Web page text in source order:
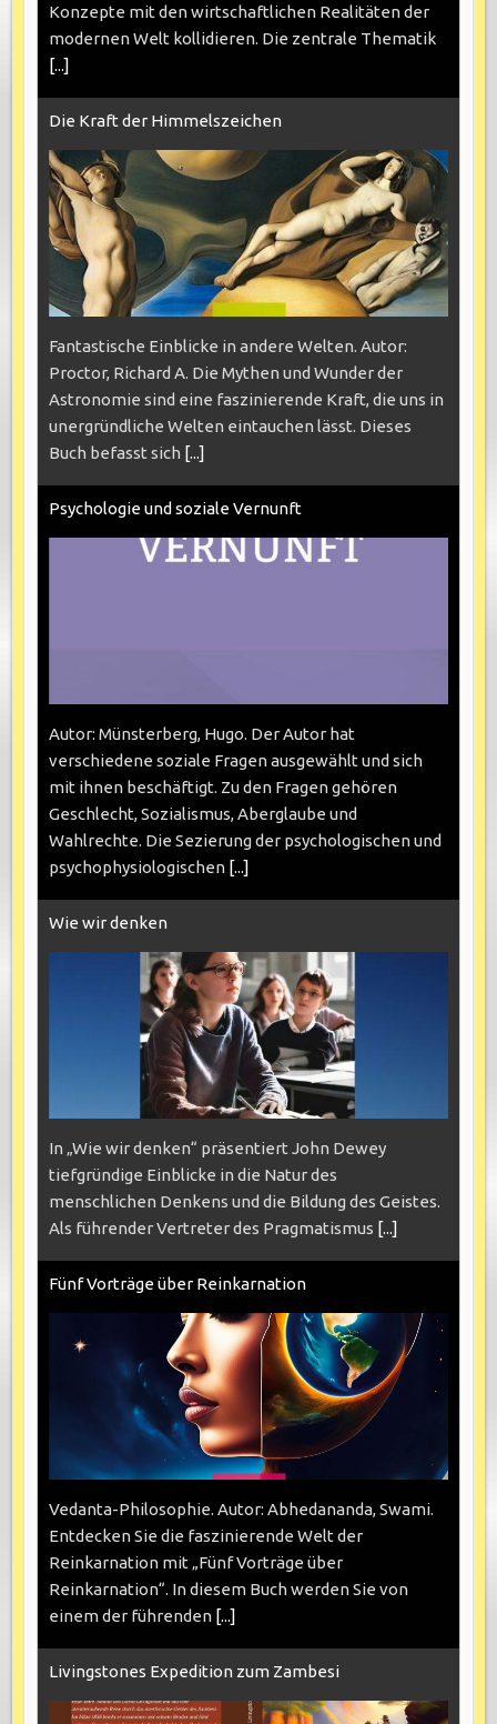
Konzepte mit den wirtschaftlichen Realitäten der
modernen Welt kollidieren. Die zentrale Thematik
[...]
Die Kraft der Himmelszeichen
Fantastische Einblicke in andere Welten. Autor:
Proctor, Richard A. Die Mythen und Wunder der
Astronomie sind eine faszinierende Kraft, die uns in
unergründliche Welten eintauchen lässt. Dieses
Buch befasst sich [...]
Psychologie und soziale Vernunft
Autor: Münsterberg, Hugo. Der Autor hat
verschiedene soziale Fragen ausgewählt und sich
mit ihnen beschäftigt. Zu den Fragen gehören
Geschlecht, Sozialismus, Aberglaube und
Wahlrechte. Die Sezierung der psychologischen und
psychophysiologischen [...]
Wie wir denken
In „Wie wir denken“ präsentiert John Dewey
tiefgründige Einblicke in die Natur des
menschlichen Denkens und die Bildung des Geistes.
Als führender Vertreter des Pragmatismus [...]
Fünf Vorträge über Reinkarnation
Vedanta-Philosophie. Autor: Abhedananda, Swami.
Entdecken Sie die faszinierende Welt der
Reinkarnation mit „Fünf Vorträge über
Reinkarnation“. In diesem Buch werden Sie von
einem der führenden [...]
Livingstones Expedition zum Zambesi